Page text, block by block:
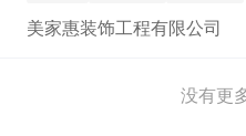
美家惠装饰工程有限公司
没有更